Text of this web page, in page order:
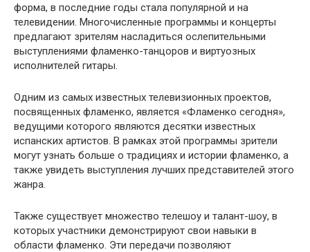
форма, в последние годы стала популярной и на
телевидении. Многочисленные программы и концерты
предлагают зрителям насладиться ослепительными
выступлениями фламенко-танцоров и виртуозных
исполнителей гитары.
Одним из самых известных телевизионных проектов,
посвященных фламенко, является «Фламенко сегодня»,
ведущими которого являются десятки известных
испанских артистов. В рамках этой программы зрители
могут узнать больше о традициях и истории фламенко, а
также увидеть выступления лучших представителей этого
жанра.
Также существует множество телешоу и талант-шоу, в
которых участники демонстрируют свои навыки в
области фламенко. Эти передачи позволяют